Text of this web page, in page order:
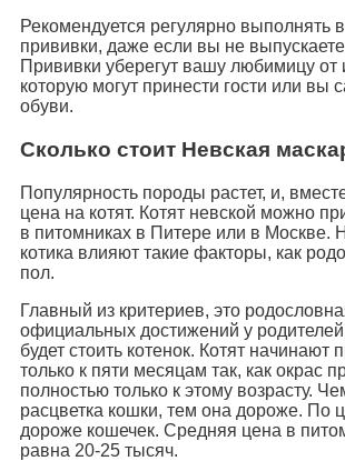
Рекомендуется регулярно выполнять
прививки, даже если вы не
Прививки уберегут вашу любимицу от
которую могут принести гости или вы
обуви.
Сколько стоит Невская
Популярность породы растет, и,
цена на котят. Котят невской можно
в питомниках в Питере или в Москве.
котика влияют такие факторы, как
пол.
Главный из критериев, это
официальных достижений у
будет стоить котенок. Котят начинают
только к пяти месяцам так, как окрас
полностью только к этому возрасту.
расцветка кошки, тем она дороже. По
дороже кошечек. Средняя цена в
равна 20-25 тысяч.